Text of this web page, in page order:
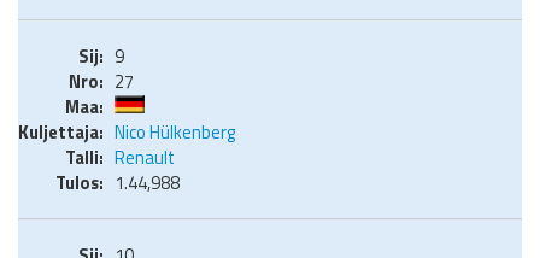
9
27
Nico Hülkenberg
Renault
1.44,988